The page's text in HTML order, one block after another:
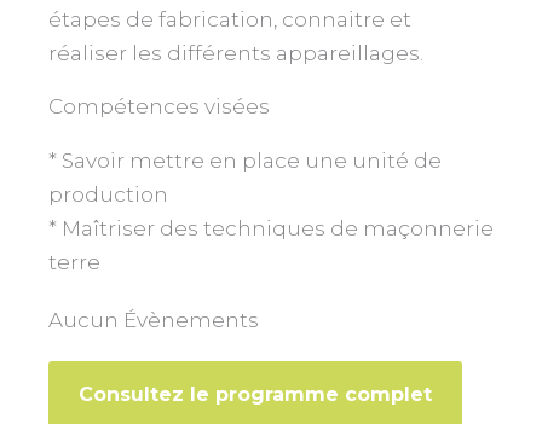
étapes de fabrication, connaitre et
réaliser les différents appareillages.
Compétences visées
* Savoir mettre en place une unité de
production
* Maîtriser des techniques de maçonnerie
terre
Aucun Évènements
Consultez le programme complet